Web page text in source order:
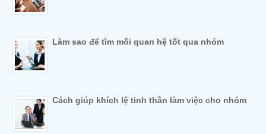
Làm sao để tìm mối quan hệ tốt qua nhóm
Cách giúp khích lệ tinh thần làm việc cho nhóm